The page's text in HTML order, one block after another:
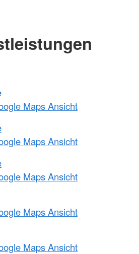
Maps Ansicht
Maps Ansicht
Maps Ansicht
Maps Ansicht
Maps Ansicht